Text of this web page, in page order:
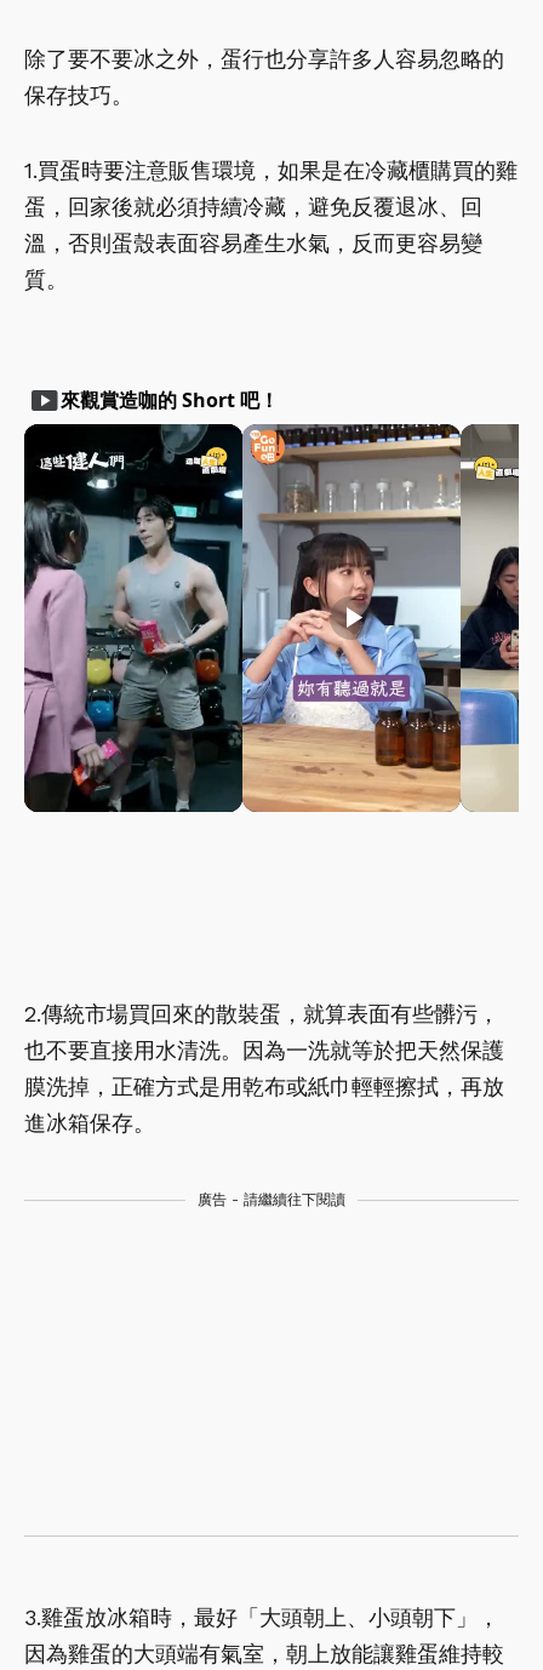
除了要不要冰之外，蛋行也分享許多人容易忽略的
保存技巧。
1.買蛋時要注意販售環境，如果是在冷藏櫃購買的雞
蛋，回家後就必須持續冷藏，避免反覆退冰、回
溫，否則蛋殼表面容易產生水氣，反而更容易變
質。
smart_display來觀賞造咖的 Short 吧！
play_arrow play_arrow
2.傳統市場買回來的散裝蛋，就算表面有些髒污，
也不要直接用水清洗。因為一洗就等於把天然保護
膜洗掉，正確方式是用乾布或紙巾輕輕擦拭，再放
進冰箱保存。
廣告 - 請繼續往下閱讀
3.雞蛋放冰箱時，最好「大頭朝上、小頭朝下」，
因為雞蛋的大頭端有氣室，朝上放能讓雞蛋維持較